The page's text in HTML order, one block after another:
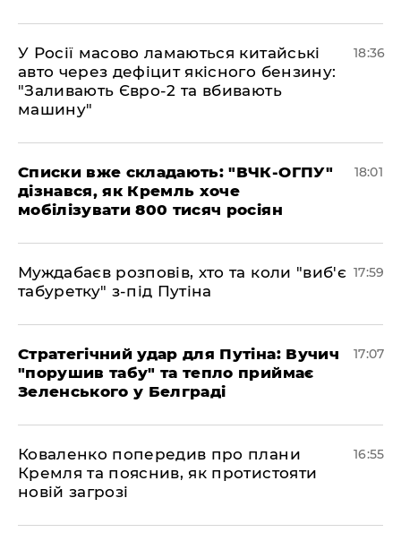
У Росії масово ламаються китайські
авто через дефіцит якісного бензину:
"Заливають Євро-2 та вбивають
машину"
18:36
Списки вже складають: "ВЧК-ОГПУ"
дізнався, як Кремль хоче
мобілізувати 800 тисяч росіян
18:01
Муждабаєв розповів, хто та коли "виб'є
табуретку" з-під Путіна
17:59
Стратегічний удар для Путіна: Вучич
"порушив табу" та тепло приймає
Зеленського у Белграді
17:07
Коваленко попередив про плани
Кремля та пояснив, як протистояти
новій загрозі
16:55